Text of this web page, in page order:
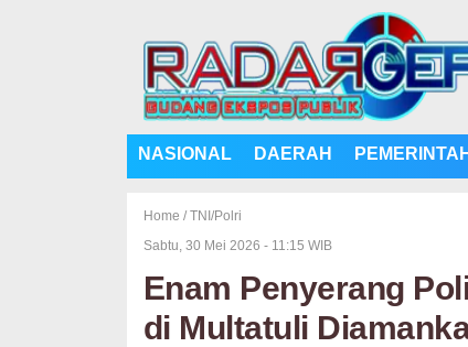
NASIONAL DAERAH PEMERINTAH
Home / TNI/Polri
Sabtu, 30 Mei 2026 - 11:15 WIB
Enam Penyerang
di Multatuli